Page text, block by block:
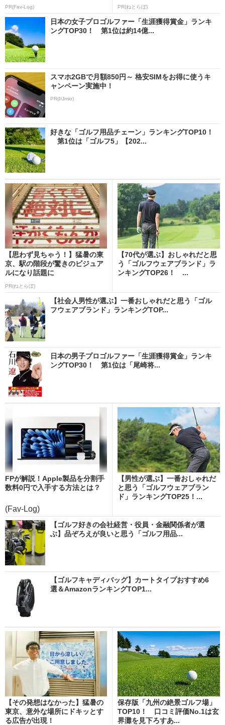
PR(Fav-Log) PR(ねとらぼ)
日本の女子プロゴルファー「生涯獲得賞金」ランキ
ングTOP30！ 第1位は約14億...
スマホ2GBで月額850円～ 格安SIMをお得に使うキ
ャンペーン実施中！
PR(IIJmio)
好きな「ゴルフ用品チェーン」ランキングTOP10！
第1位は「ゴルフ5」【202...
【思わず見ちゃう！】猛暑の東
京、駅の階段が驚きのビジュア
ルになり話題に
PR(ねとらぼ)
【70代が選ぶ】おしゃれだと思
う「ゴルフウェアブランド」ラ
ンキングTOP26！ ...
【社会人男性が選ぶ】一番おしゃれだと思う「ゴル
フウェアブランド」ランキングTOP...
日本の男子プロゴルファー「生涯獲得賞金」ランキ
ングTOP30！ 第1位は「尾崎将...
FPが解説！Apple製品を分割手
数料0円で入手する方法とは？
(Fav-Log)
【男性が選ぶ】一番おしゃれだ
と思う「ゴルフウェアブラン
ド」ランキングTOP25！...
【ゴルフ好きの会社経営・役員・金融関係者が選
ぶ】品ぞろえが良いと思う「ゴルフ用品...
【ゴルフキャディバッグ】カートタイプおすすめ6
選＆AmazonランキングTOP1...
【その発想はなかった】猛暑の
東京、意外な場所にドキッとす
る広告が出現！
保存版「九州の絶景ゴルフ場」
TOP10！ 口コミ評価No.1は玄
界灘を見下ろすあ...